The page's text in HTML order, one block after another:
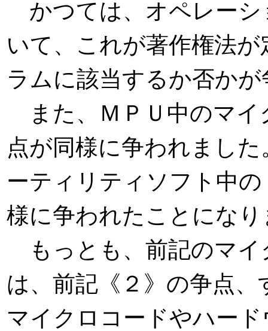
かつては、オペレーシ
いて、これが著作権法
ラムに該当するか否か
また、ＭＰＵ中のマイ
点が同様に争われまし
ーティリティソフト中
様に争われたことになり
もっとも、前記のマイ
は、前記《２》の争点
マイクロコードやハー